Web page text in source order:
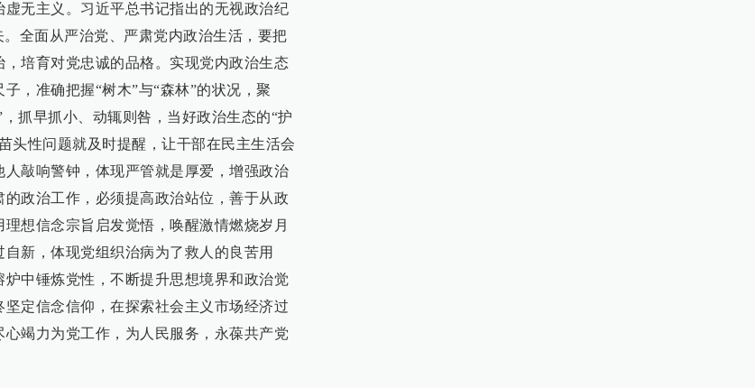
无主义。习近平总书记指出的无视政治纪
全面从严治党、严肃党内政治生活，要把
培育对党忠诚的品格。实现党内政治生态
，准确把握“树木”与“森林”的状况，聚
抓早抓小、动辄则咎，当好政治生态的“护
头性问题就及时提醒，让干部在民主生活会
人敲响警钟，体现严管就是厚爱，增强政治
政治工作，必须提高政治站位，善于从政
想信念宗旨启发觉悟，唤醒激情燃烧岁月
新，体现党组织治病为了救人的良苦用
中锤炼党性，不断提升思想境界和政治觉
定信念信仰，在探索社会主义市场经济过
竭力为党工作，为人民服务，永葆共产党